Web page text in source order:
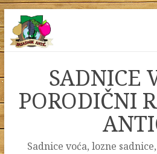
Skip
to
content
SADNICE
PORODIČNI
Sadnice voća, lozne